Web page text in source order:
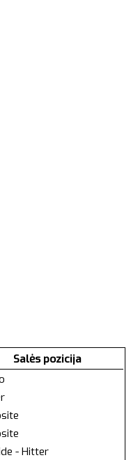
Salės pozicija
- Hitter